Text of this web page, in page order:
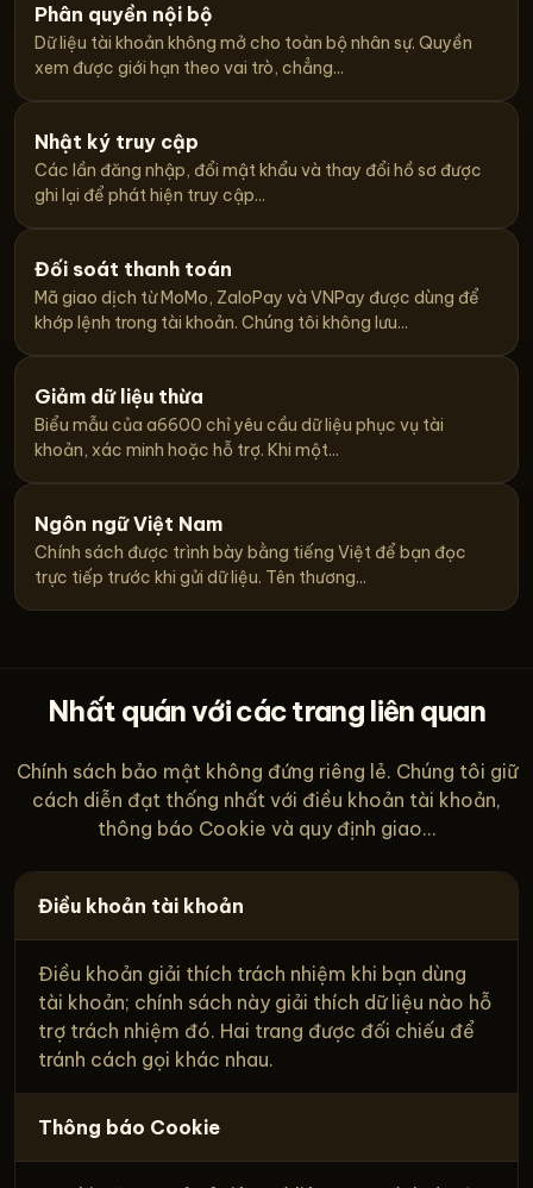
Phân quyền nội bộ
Dữ liệu tài khoản không mở cho toàn bộ nhân sự. Quyền
xem được giới hạn theo vai trò, chẳng...
Nhật ký truy cập
Các lần đăng nhập, đổi mật khẩu và thay đổi hồ sơ được
ghi lại để phát hiện truy cập...
Đối soát thanh toán
Mã giao dịch từ MoMo, ZaloPay và VNPay được dùng để
khớp lệnh trong tài khoản. Chúng tôi không lưu...
Giảm dữ liệu thừa
Biểu mẫu của a6600 chỉ yêu cầu dữ liệu phục vụ tài
khoản, xác minh hoặc hỗ trợ. Khi một...
Ngôn ngữ Việt Nam
Chính sách được trình bày bằng tiếng Việt để bạn đọc
trực tiếp trước khi gửi dữ liệu. Tên thương...
Nhất quán với các trang liên quan
Chính sách bảo mật không đứng riêng lẻ. Chúng tôi giữ
cách diễn đạt thống nhất với điều khoản tài khoản,
thông báo Cookie và quy định giao...
Điều khoản tài khoản
Điều khoản giải thích trách nhiệm khi bạn dùng
tài khoản; chính sách này giải thích dữ liệu nào hỗ
trợ trách nhiệm đó. Hai trang được đối chiếu để
tránh cách gọi khác nhau.
Thông báo Cookie